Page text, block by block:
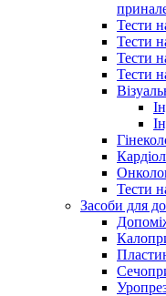
Тести
Тести
Тести
Тести
Тести
Засоби для